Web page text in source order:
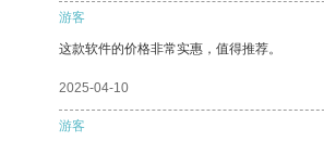
游客
这款软件的价格非常实惠，值得推荐。
2025-04-10
游客